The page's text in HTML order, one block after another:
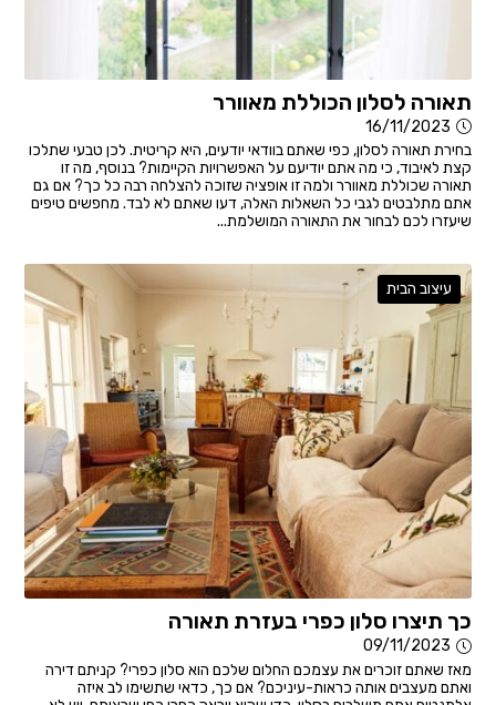
תאורה לסלון הכוללת מאוורר
16/11/2023
בחירת תאורה לסלון, כפי שאתם בוודאי יודעים, היא קריטית. לכן טבעי שתלכו
קצת לאיבוד, כי מה אתם יודיעם על האפשרויות הקיימות? בנוסף, מה זו
תאורה שכוללת מאוורר ולמה זו אופציה שזוכה להצלחה רבה כל כך? אם גם
אתם מתלבטים לגבי כל השאלות האלה, דעו שאתם לא לבד. מחפשים טיפים
שיעזרו לכם לבחור את התאורה המושלמת...
עיצוב הבית
כך תיצרו סלון כפרי בעזרת תאורה
09/11/2023
מאז שאתם זוכרים את עצמכם החלום שלכם הוא סלון כפרי? קניתם דירה
ואתם מעצבים אותה כראות-עיניכם? אם כך, כדאי שתשימו לב איזה